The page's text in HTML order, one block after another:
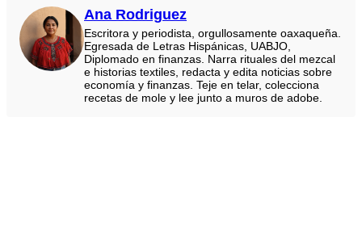
Ana Rodriguez
Escritora y periodista, orgullosamente oaxaqueña.
Egresada de Letras Hispánicas, UABJO,
Diplomado en finanzas. Narra rituales del mezcal
e historias textiles, redacta y edita noticias sobre
economía y finanzas. Teje en telar, colecciona
recetas de mole y lee junto a muros de adobe.